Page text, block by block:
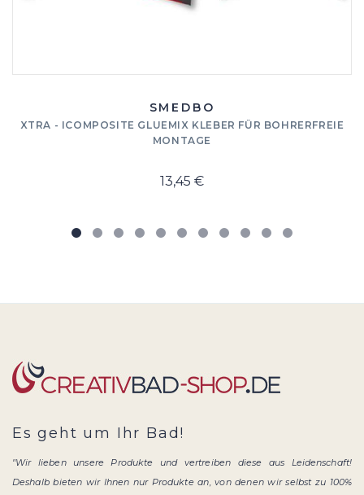
SMEDBO
XTRA - ICOMPOSITE GLUEMIX KLEBER FÜR BOHRERFREIE
MONTAGE
13,45 €
Es geht um Ihr Bad!
"Wir lieben unsere Produkte und vertreiben diese aus Leidenschaft!
Deshalb bieten wir Ihnen nur Produkte an, von denen wir selbst zu 100%